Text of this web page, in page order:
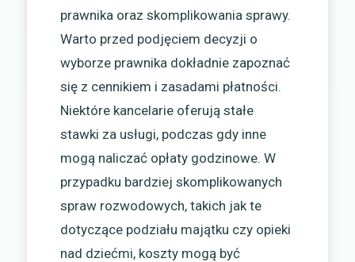
prawnika oraz skomplikowania sprawy.
Warto przed podjęciem decyzji o
wyborze prawnika dokładnie zapoznać
się z cennikiem i zasadami płatności.
Niektóre kancelarie oferują stałe
stawki za usługi, podczas gdy inne
mogą naliczać opłaty godzinowe. W
przypadku bardziej skomplikowanych
spraw rozwodowych, takich jak te
dotyczące podziału majątku czy opieki
nad dziećmi, koszty mogą być